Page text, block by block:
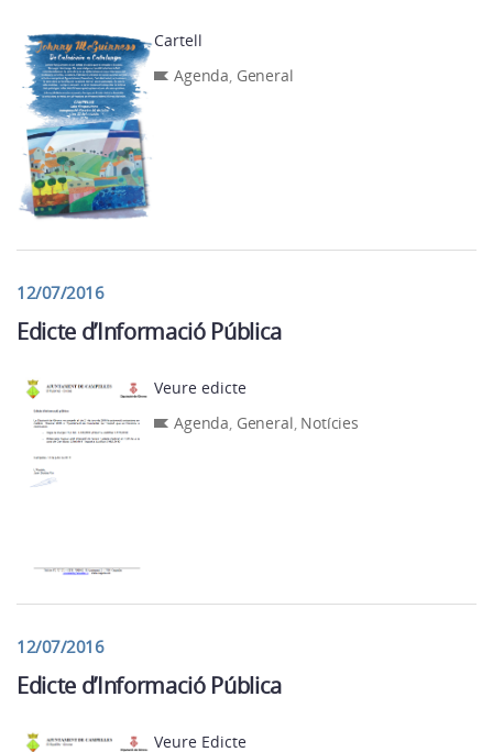
Cartell
Agenda, General
12/07/2016
Edicte d’Informació Pública
Veure edicte
Agenda, General, Notícies
12/07/2016
Edicte d’Informació Pública
Veure Edicte